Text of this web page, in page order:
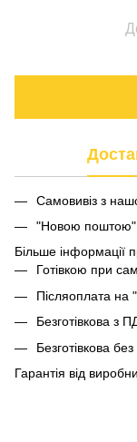
Самовивіз з
"Новою поштою"
Більше інформації
Готівкою при
Післяоплата на
Безготівкова з
Безготівкова
Гарантія від